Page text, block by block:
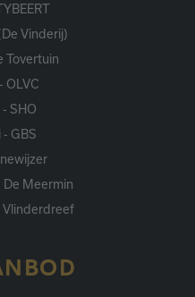
Vinderij)
Tovertuin
OLVC
- SHO
- GBS
De Meermin
Vlinderdreef